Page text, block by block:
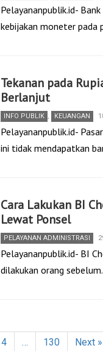
Pelayananpublik.id-
kebijakan moneter pada
Tekanan pada
Berlanjut
INFO PUBLIK , KEUANGAN
Pelayananpublik.id-
ini tidak mendapatkan
Cara Lakukan BI
Lewat Ponsel
PELAYANAN ADMINISTRASI
Pelayananpublik.id- BI
dilakukan orang
4 … 130 Next »